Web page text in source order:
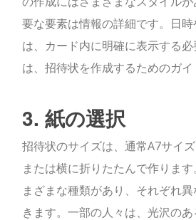
要な要素は情報の詳細です。日
は、カード内に明確に表示する
は、招待状を作成するためのガイ
3. 紙の選択
招待状のサイズは、通常A7サイ
または横に折りたたんで作りま
まざまな種類があり、それぞれ
きます。一部の人々は、光沢のあ